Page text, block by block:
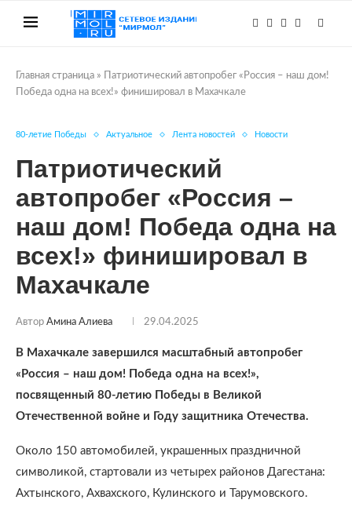
Главная страница »
Патриотический автопробег «Россия – наш дом!
Победа одна на всех!» финишировал в Махачкале
80-летие Победы Актуальное Лента новостей Новости
Патриотический
автопробег «Россия –
наш дом! Победа одна на
всех!» финишировал в
Махачкале
Автор Амина Алиева 29.04.2025
В Махачкале завершился масштабный автопробег
«Россия – наш дом! Победа одна на всех!»,
посвященный 80-летию Победы в Великой
Отечественной войне и Году защитника Отечества.
Около 150 автомобилей, украшенных праздничной
символикой, стартовали из четырех районов Дагестана:
Ахтынского, Ахвахского, Кулинского и Тарумовского.